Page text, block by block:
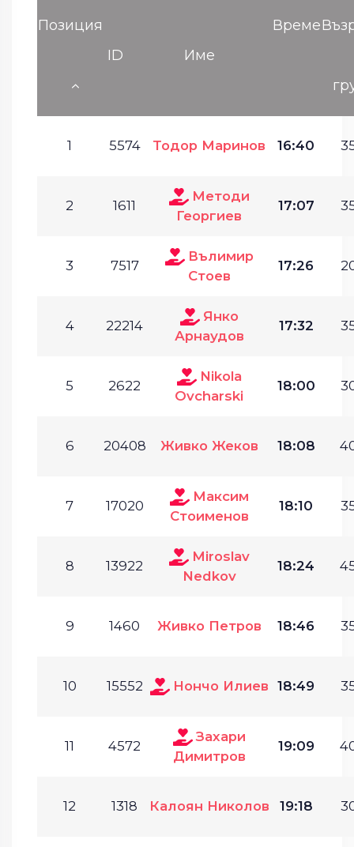
Позиция
ID
Име
Време
1 5574 Тодор Маринов 16:40
2 1611
Методи
Георгиев
17:07
3 7517
Вълимир
Стоев
17:26
4 22214
Янко
Арнаудов
17:32
5 2622
Nikola
Ovcharski
18:00
6 20408 Живко Жеков 18:08
7 17020
Максим
Стоименов
18:10
8 13922
Miroslav
Nedkov
18:24
9 1460 Живко Петров 18:46
10 15552 Нончо Илиев 18:49
11 4572
Захари
Димитров
19:09
12 1318 Калоян Николов 19:18